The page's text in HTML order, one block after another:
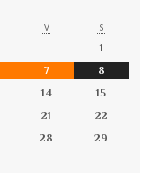
V S
1
7
8
14
15
21
22
28
29